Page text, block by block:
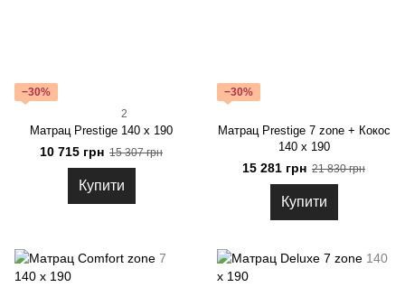
−30%
2
Матрац Prestige 140 x 190
10 715 грн 15 307 грн
Купити
−30%
Матрац Prestige 7 zone + Кокос
140 x 190
15 281 грн 21 830 грн
Купити